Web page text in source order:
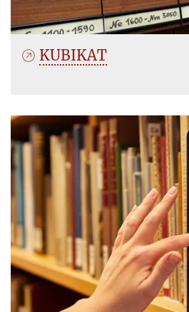
KUBIKAT